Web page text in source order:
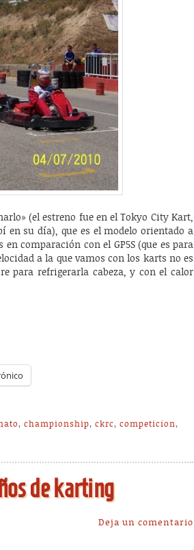
(el estreno fue en el Tokyo City Kart,
en su día), que es el modelo orientado a
comparación con el GP5S (que es para
a la que vamos con los karts no es
para refrigerarla cabeza, y con el calor
, championship, ckrc, competicion,
de karting
Deja un comentario